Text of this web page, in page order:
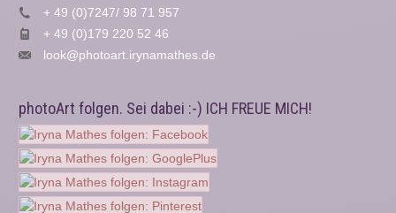
+ 49 (0)7247/ 98 71 957
+ 49 (0)179 220 52 46
look@photoart.irynamathes.de
photoArt folgen. Sei dabei :-) ICH FREUE MICH!